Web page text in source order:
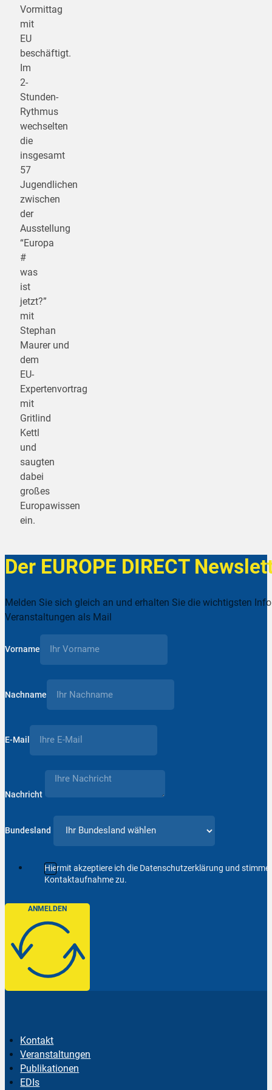
Vormittag
mit
EU
beschäftigt.
Im
2-
Stunden-
Rythmus
wechselten
die
insgesamt
57
Jugendlichen
zwischen
der
Ausstellung
“Europa
#
was
ist
jetzt?”
mit
Stephan
Maurer und
dem
EU-
Expertenvortrag
mit
Gritlind
Kettl
und
saugten
dabei
großes
Europawissen
ein.
Der EUROPE DIRECT
Melden Sie sich gleich an und erhalten Sie die wichtigsten
Veranstaltungen als Mail
Vorname
Nachname
E-Mail
Nachricht
Bundesland
Hiermit akzeptiere ich die Datenschutzerklärung und
Kontaktaufnahme zu.
ANMELDEN
Kontakt
Veranstaltungen
Publikationen
EDIs